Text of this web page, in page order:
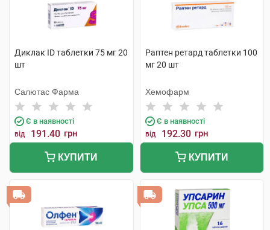
Диклак ID таблетки 75 мг 20
шт
Салютас Фарма
Є в наявності
від 191.40 грн
КУПИТИ
Раптен ретард таблетки 100
мг 20 шт
Хемофарм
Є в наявності
від 192.30 грн
КУПИТИ